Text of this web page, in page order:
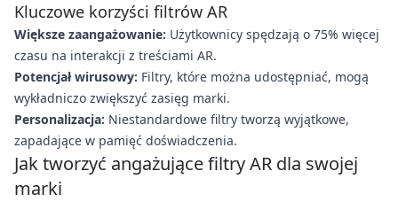
Kluczowe korzyści filtrów AR
Większe zaangażowanie: Użytkownicy spędzają o 75% więcej
czasu na interakcji z treściami AR.
Potencjał wirusowy: Filtry, które można udostępniać, mogą
wykładniczo zwiększyć zasięg marki.
Personalizacja: Niestandardowe filtry tworzą wyjątkowe,
zapadające w pamięć doświadczenia.
Jak tworzyć angażujące filtry AR dla swojej
marki